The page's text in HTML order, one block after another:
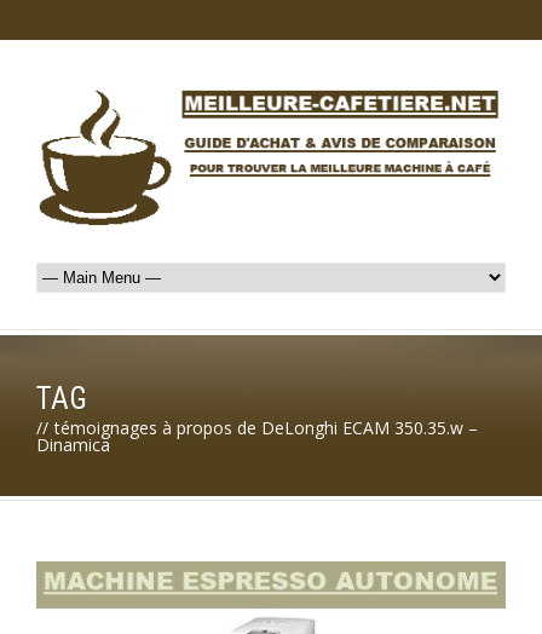
TAG
// témoignages à propos de DeLonghi ECAM 350.35.w –
Dinamica